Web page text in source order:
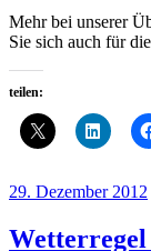
Mehr bei unserer
Sie sich auch für die
teilen:
Veröffentlicht
29. Dezember 2012
Wetterregel